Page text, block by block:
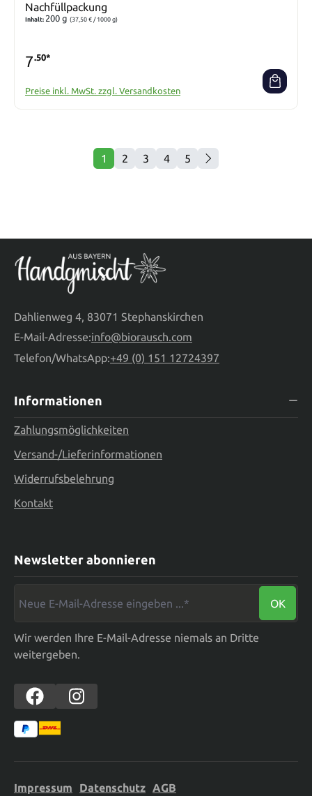
Nachfüllpackung
Inhalt: 200 g (37,50 € / 1000 g)
7.50*
Preise inkl. MwSt. zzgl. Versandkosten
Seite
1 Seite
2 Seite
3 Seite
4 Seite
5
Dahlienweg 4, 83071 Stephanskirchen
E-Mail-Adresse:info@biorausch.com
Telefon/WhatsApp:+49 (0) 151 12724397
Informationen
Zahlungsmöglichkeiten
Versand-/Lieferinformationen
Widerrufsbelehrung
Kontakt
Newsletter abonnieren
OK
Wir werden Ihre E-Mail-Adresse niemals an Dritte
weitergeben.
Impressum Datenschutz AGB